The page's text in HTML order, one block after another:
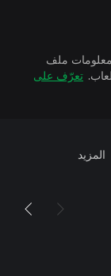
معلومات ملف
تعرّف على
المزيد